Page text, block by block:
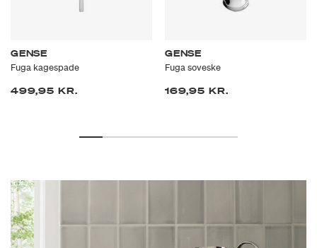
GENSE
Fuga kagespade
499,95 KR.
GENSE
Fuga soveske
169,95 KR.